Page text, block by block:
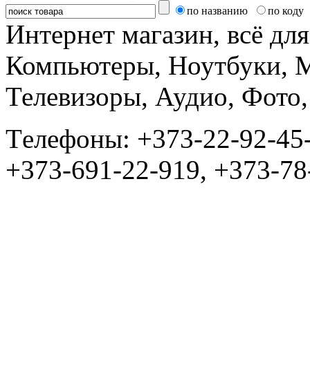
по названию по коду
Интернет магазин, всё
Компьютеры, Ноутбуки,
Телевизоры, Аудио,
Tелефоны: +373-22-92-
+373-691-22-919, +373-